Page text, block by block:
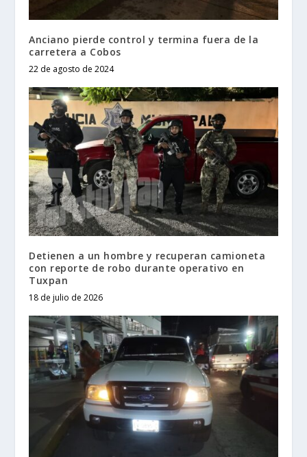
Anciano pierde control y termina fuera de la
carretera a Cobos
22 de agosto de 2024
Detienen a un hombre y recuperan camioneta
con reporte de robo durante operativo en
Tuxpan
18 de julio de 2026